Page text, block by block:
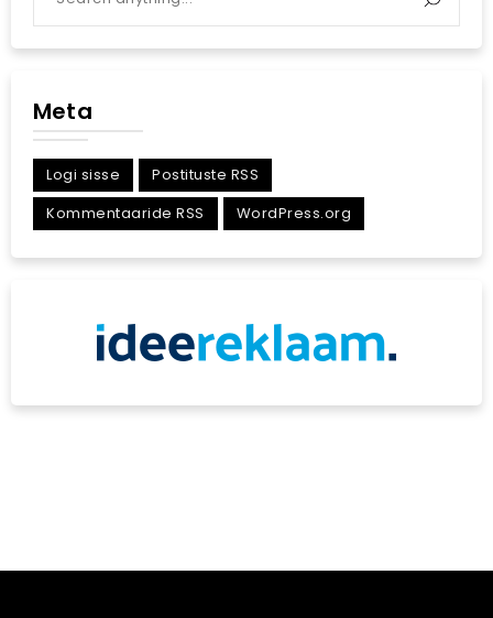
Meta
Logi sisse
Postituste RSS
Kommentaaride RSS
WordPress.org